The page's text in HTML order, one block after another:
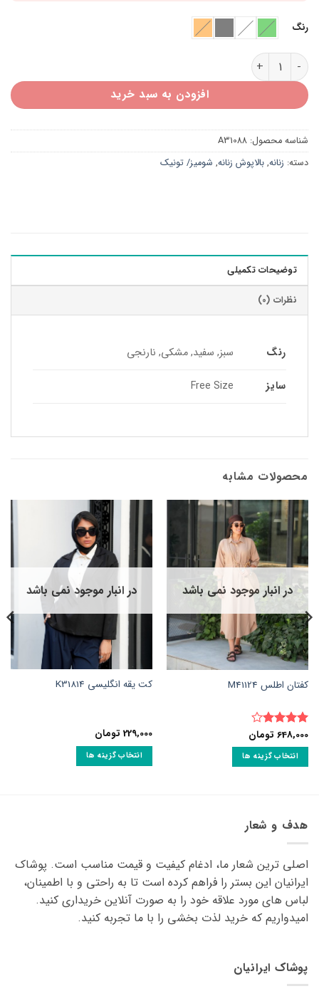
رنگ
شومیز کراپ آستین کیمانو A31088 عدد
افزودن به سبد خرید
شناسه محصول: A31088
دسته: زنانه, بالاپوش زنانه, شومیز/ تونیک
توضیحات تکمیلی
نظرات (0)
رنگ سبز, سفید, مشکی, نارنجی
سایز Free Size
محصولات مشابه
در انبار موجود نمی باشد
کفتان اطلس M41124
نمره4
از 5
648,000 تومان
انتخاب گزینه ها
انواع
مختلفی
می
باشد.
گزینه
ها
ممکن
است
محصول
انتخاب
در انبار موجود نمی باشد
کت یقه انگلیسی K31814
229,000 تومان
انتخاب گزینه ها
باشد.
گزینه
ممکن
است
هدف و شعار
اصلی ترین شعار ما، ادغام کیفیت و قیمت مناسب است. پوشاک
ایرانیان این بستر را فراهم کرده است تا به راحتی و با اطمینان،
لباس های مورد علاقه ‌خود را به صورت آنلاین خریداری کنید.
امیدواریم که خرید لذت ‌بخشی را با ما تجربه کنید.
پوشاک ایرانیان